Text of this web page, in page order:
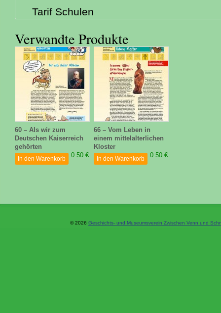
Tarif Schulen
Verwandte Produkte
60 – Als wir zum
Deutschen Kaiserreich
gehörten
0.50 €
In den Warenkorb
66 – Vom Leben in
einem mittelalterlichen
Kloster
0.50 €
In den Warenkorb
© 2026 Geschichts- und Museumsverein Zwischen Venn und